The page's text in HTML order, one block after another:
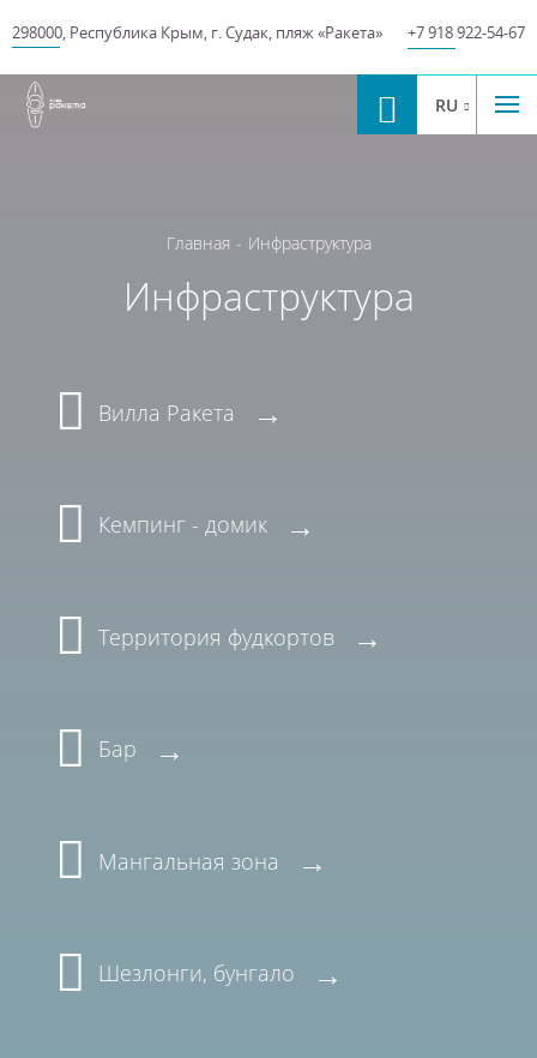
+7 918 922-54-67
298000, Республика Крым, г. Судак, пляж «Ракета»
RU
Главная - Инфраструктура
Инфраструктура
Вилла Ракета
Кемпинг - домик
Территория фудкортов
Бар
Мангальная зона
Шезлонги, бунгало